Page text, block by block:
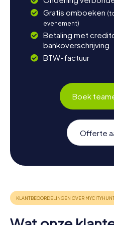
Gratis omboeken
evenement)
Betaling met
bankoverschrijving
BTW-factuur
Boek
Offerte